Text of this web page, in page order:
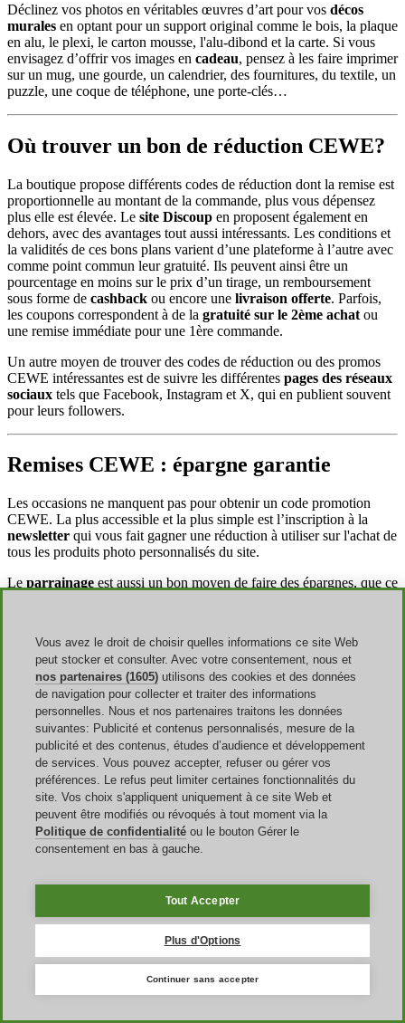
Déclinez vos photos en véritables œuvres d’art pour vos décos
murales en optant pour un support original comme le bois, la plaque
en alu, le plexi, le carton mousse, l'alu-dibond et la carte. Si vous
envisagez d’offrir vos images en cadeau, pensez à les faire imprimer
sur un mug, une gourde, un calendrier, des fournitures, du textile, un
puzzle, une coque de téléphone, une porte-clés…
Où trouver un bon de réduction CEWE?
La boutique propose différents codes de réduction dont la remise est
proportionnelle au montant de la commande, plus vous dépensez
plus elle est élevée. Le site Discoup en proposent également en
dehors, avec des avantages tout aussi intéressants. Les conditions et
la validités de ces bons plans varient d’une plateforme à l’autre avec
comme point commun leur gratuité. Ils peuvent ainsi être un
pourcentage en moins sur le prix d’un tirage, un remboursement
sous forme de cashback ou encore une livraison offerte. Parfois,
les coupons correspondent à de la gratuité sur le 2ème achat ou
une remise immédiate pour une 1ère commande.
Un autre moyen de trouver des codes de réduction ou des promos
CEWE intéressantes est de suivre les différentes pages des réseaux
sociaux tels que Facebook, Instagram et X, qui en publient souvent
pour leurs followers.
Remises CEWE : épargne garantie
Les occasions ne manquent pas pour obtenir un code promotion
CEWE. La plus accessible et la plus simple est l’inscription à la
newsletter qui vous fait gagner une réduction à utiliser sur l'achat de
tous les produits photo personnalisés du site.
Le parrainage est aussi un bon moyen de faire des épargnes, que ce
identifiants dans le formulaire correspondant. Vous pouvez inviter
un ouplusieurs amisà participer au programme pour leur faire
gagner le bon d’achat par mail. Chaque filleul validé peut utiliser
son coupon CEWE lors de sa première commande, laquelle vous
fera bénéficier d’un bon à votre tour.
Profitez des idées cadeaux à prix sympas lors d'occasions spéciales
comme la fête des pères, la fête des mères, la Saint Valentin sans
oublier les fameuxBlack Friday, leCyber Mondayet lesfêtes de
fin d'année. Ne manquez pas cette occasion et commencez à
économiser dès maintenant!
France
Vous avez le droit de choisir quelles informations ce site Web
peut stocker et consulter. Avec votre consentement, nous et
nos partenaires (1605) utilisons des cookies et des données
de navigation pour collecter et traiter des informations
personnelles. Nous et nos partenaires traitons les données
suivantes: Publicité et contenus personnalisés, mesure de la
publicité et des contenus, études d’audience et développement
de services. Vous pouvez accepter, refuser ou gérer vos
préférences. Le refus peut limiter certaines fonctionnalités du
site. Vos choix s'appliquent uniquement à ce site Web et
peuvent être modifiés ou révoqués à tout moment via la
Politique de confidentialité ou le bouton Gérer le
consentement en bas à gauche.
Tout Accepter
Plus d'Options
Continuer sans accepter